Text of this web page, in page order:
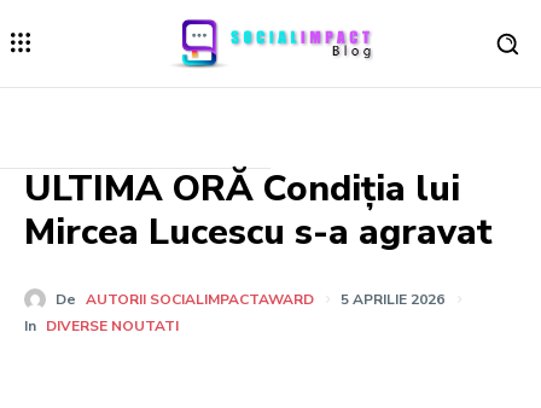
ULTIMA ORĂ Condiția lui
Mircea Lucescu s-a agravat
De AUTORII SOCIALIMPACTAWARD
5 APRILIE 2026
In DIVERSE NOUTATI